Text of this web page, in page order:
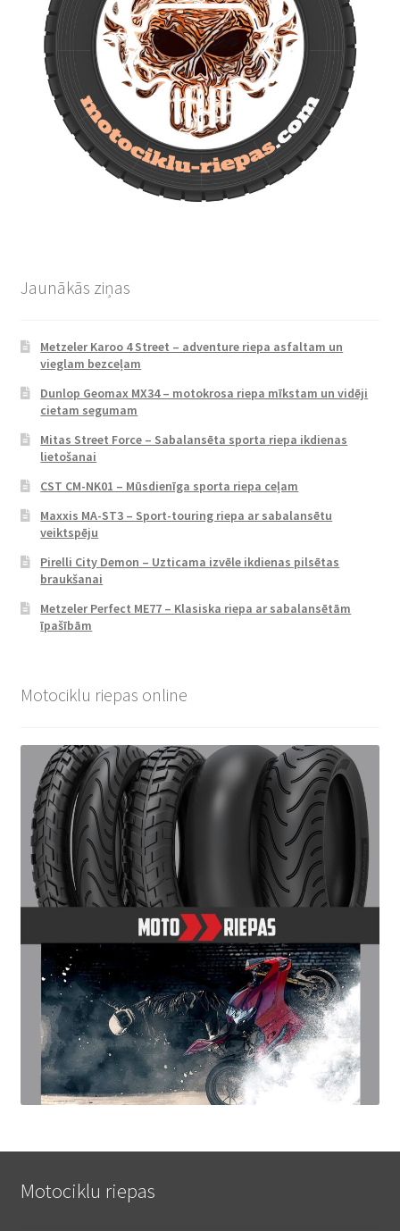
Jaunākās ziņas
Metzeler Karoo 4 Street – adventure riepa asfaltam un
vieglam bezceļam
Dunlop Geomax MX34 – motokrosa riepa mīkstam un vidēji
cietam segumam
Mitas Street Force – Sabalansēta sporta riepa ikdienas
lietošanai
CST CM-NK01 – Mūsdienīga sporta riepa ceļam
Maxxis MA-ST3 – Sport-touring riepa ar sabalansētu
veiktspēju
Pirelli City Demon – Uzticama izvēle ikdienas pilsētas
braukšanai
Metzeler Perfect ME77 – Klasiska riepa ar sabalansētām
īpašībām
Motociklu riepas online
Motociklu riepas